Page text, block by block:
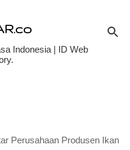
Indonesia | ID Web
Perusahaan Produsen Ikan